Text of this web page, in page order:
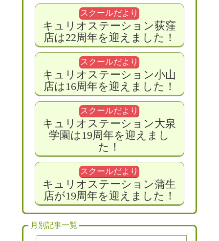
スクールだより
キュリオステーション荻窪
店は22周年を迎えました！
スクールだより
キュリオステーション小山
店は16周年を迎えました！
スクールだより
キュリオステーション大泉
学園は19周年を迎えまし
た！
スクールだより
キュリオステーション蒲生
店が19周年を迎えました！
月別記事一覧